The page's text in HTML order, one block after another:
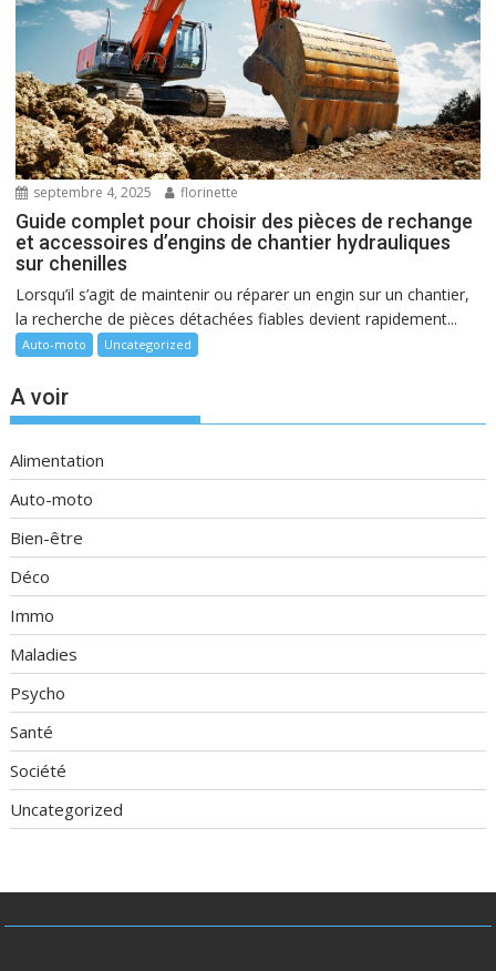
septembre 4, 2025 florinette
Guide complet pour choisir des pièces de rechange
et accessoires d’engins de chantier hydrauliques
sur chenilles
Lorsqu’il s’agit de maintenir ou réparer un engin sur un chantier,
la recherche de pièces détachées fiables devient rapidement...
Auto-moto Uncategorized
A voir
Alimentation
Auto-moto
Bien-être
Déco
Immo
Maladies
Psycho
Santé
Société
Uncategorized